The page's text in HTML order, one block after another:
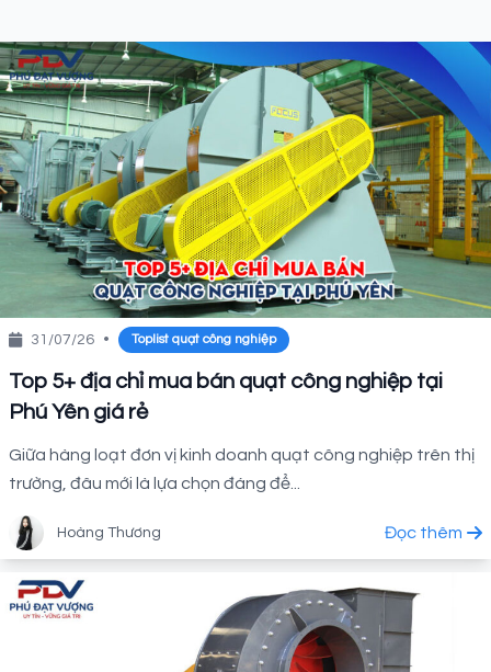
31/07/26 • Toplist quạt công nghiệp
Top 5+ địa chỉ mua bán quạt công nghiệp tại
Phú Yên giá rẻ
Giữa hàng loạt đơn vị kinh doanh quạt công nghiệp trên thị
trường, đâu mới là lựa chọn đáng để...
Hoàng Thương Đọc thêm